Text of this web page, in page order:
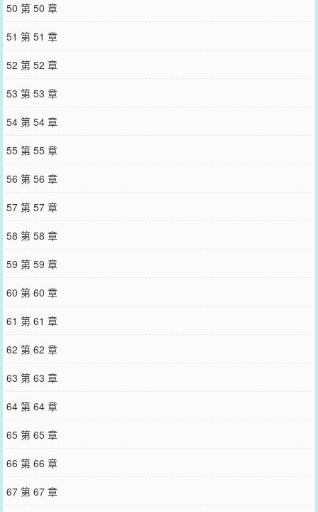
50 第 50 章
51 第 51 章
52 第 52 章
53 第 53 章
54 第 54 章
55 第 55 章
56 第 56 章
57 第 57 章
58 第 58 章
59 第 59 章
60 第 60 章
61 第 61 章
62 第 62 章
63 第 63 章
64 第 64 章
65 第 65 章
66 第 66 章
67 第 67 章